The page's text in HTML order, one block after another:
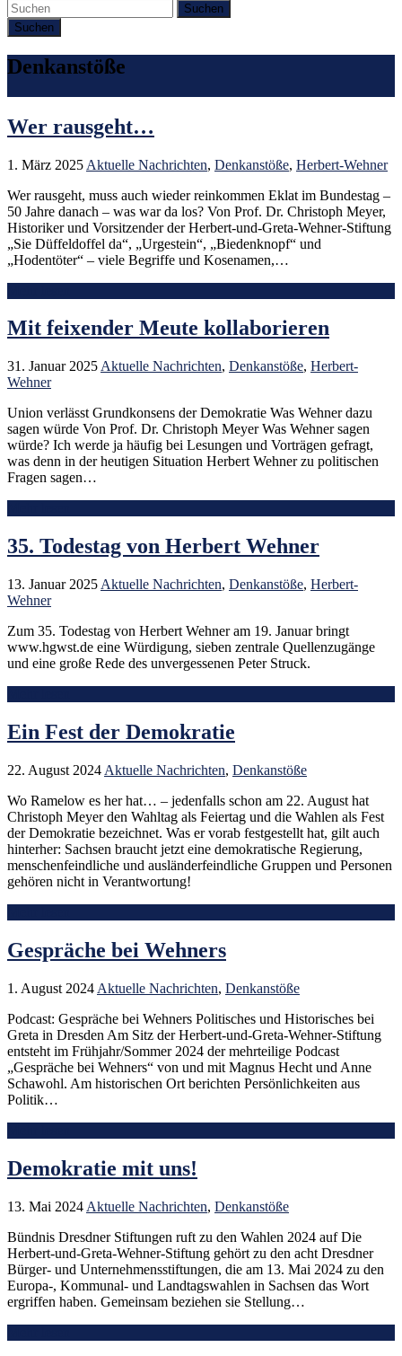
Suchen
Denkanstöße
Wer rausgeht…
1. März 2025 Aktuelle Nachrichten, Denkanstöße, Herbert-Wehner
Wer rausgeht, muss auch wieder reinkommen Eklat im Bundestag –
50 Jahre danach – was war da los? Von Prof. Dr. Christoph Meyer,
Historiker und Vorsitzender der Herbert-und-Greta-Wehner-Stiftung
„Sie Düffeldoffel da“, „Urgestein“, „Biedenknopf“ und
„Hodentöter“ – viele Begriffe und Kosenamen,…
Mit feixender Meute kollaborieren
31. Januar 2025 Aktuelle Nachrichten, Denkanstöße, Herbert-
Wehner
Union verlässt Grundkonsens der Demokratie Was Wehner dazu
sagen würde Von Prof. Dr. Christoph Meyer Was Wehner sagen
würde? Ich werde ja häufig bei Lesungen und Vorträgen gefragt,
was denn in der heutigen Situation Herbert Wehner zu politischen
Fragen sagen…
35. Todestag von Herbert Wehner
13. Januar 2025 Aktuelle Nachrichten, Denkanstöße, Herbert-
Wehner
Zum 35. Todestag von Herbert Wehner am 19. Januar bringt
www.hgwst.de eine Würdigung, sieben zentrale Quellenzugänge
und eine große Rede des unvergessenen Peter Struck.
Ein Fest der Demokratie
22. August 2024 Aktuelle Nachrichten, Denkanstöße
Wo Ramelow es her hat… – jedenfalls schon am 22. August hat
Christoph Meyer den Wahltag als Feiertag und die Wahlen als Fest
der Demokratie bezeichnet. Was er vorab festgestellt hat, gilt auch
hinterher: Sachsen braucht jetzt eine demokratische Regierung,
menschenfeindliche und ausländerfeindliche Gruppen und Personen
gehören nicht in Verantwortung!
Gespräche bei Wehners
1. August 2024 Aktuelle Nachrichten, Denkanstöße
Podcast: Gespräche bei Wehners Politisches und Historisches bei
Greta in Dresden Am Sitz der Herbert-und-Greta-Wehner-Stiftung
entsteht im Frühjahr/Sommer 2024 der mehrteilige Podcast
„Gespräche bei Wehners“ von und mit Magnus Hecht und Anne
Schawohl. Am historischen Ort berichten Persönlichkeiten aus
Politik…
Demokratie mit uns!
13. Mai 2024 Aktuelle Nachrichten, Denkanstöße
Bündnis Dresdner Stiftungen ruft zu den Wahlen 2024 auf Die
Herbert-und-Greta-Wehner-Stiftung gehört zu den acht Dresdner
Bürger- und Unternehmensstiftungen, die am 13. Mai 2024 zu den
Europa-, Kommunal- und Landtagswahlen in Sachsen das Wort
ergriffen haben. Gemeinsam beziehen sie Stellung…